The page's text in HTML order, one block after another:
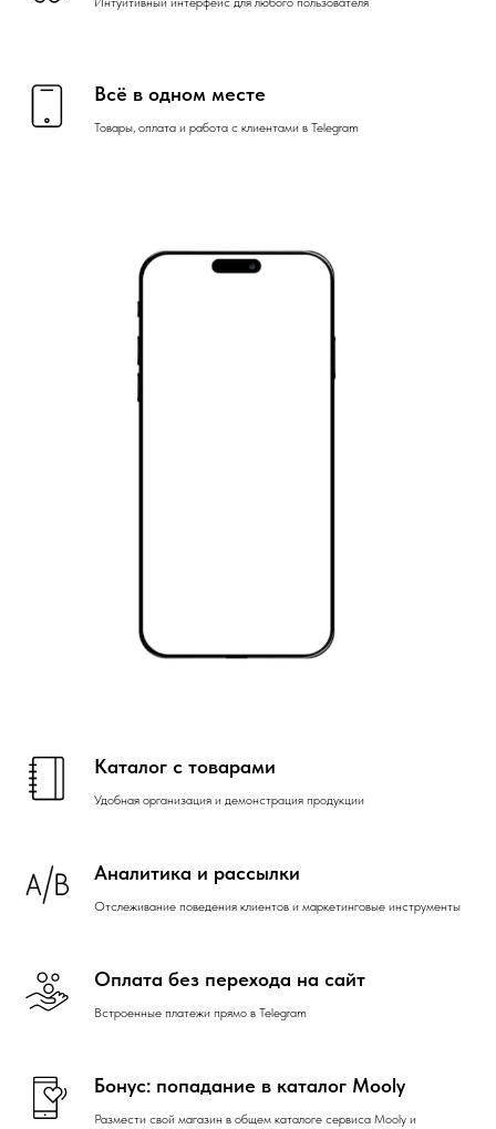
Всё в одном месте
Товары, оплата и работа с клиентами в Telegram
Каталог с товарами
Удобная организация и демонстрация продукции
Аналитика и рассылки
Отслеживание поведения клиентов и маркетинговые инструменты
Оплата без перехода на сайт
Встроенные платежи прямо в Telegram
Бонус: попадание в каталог Mooly
Размести свой магазин в общем каталоге сервиса Mooly и